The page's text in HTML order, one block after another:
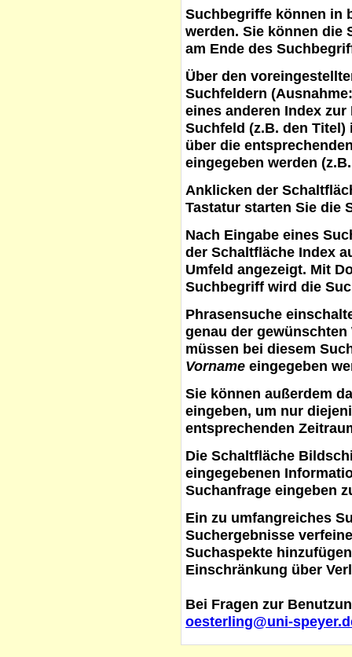
Suchbegriffe können in
werden. Sie können die
am Ende des
Über den
Suchfeldern
eines anderen Index
Suchfeld (z.B. den
über die
eingegeben werden
Anklicken der
Tastatur starten Sie die
Nach Eingabe eines
der Schaltfläche Index
Umfeld angezeigt. Mit
Suchbegriff wird die
Phrasensuche
genau der
müssen bei diesem
Vorname eingegeben
Sie können außerdem
eingeben, um nur
entsprechenden
Die Schaltfläche
eingegebenen
Suchanfrage eingeben
Ein zu umfangreiches
Suchergebnisse
Suchaspekte
Einschränkung über
Bei Fragen zur
oesterling@uni-